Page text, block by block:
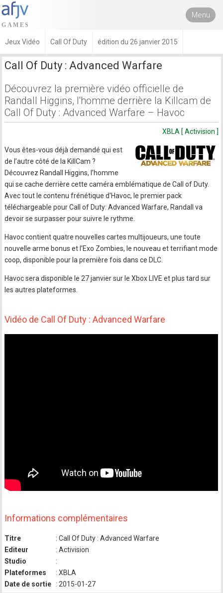
Menu
Jeux Vidéo Call Of Duty édition du 26 janvier 2015
Call Of Duty : Advanced Warfare
Découvrez la première vidéo officielle de
Randall Higgins, l'homme derrière la Killcam de
Call Of Duty : Advanced Warfare – Havoc
XBLA [ Activision ]
Vous êtes-vous déjà demandé qui est
de l’autre côté de la KillCam ?
Découvrez Randall Higgins, l’homme
qui se cache derrière cette caméra emblématique de Call of Duty.
Avec tout le contenu frénétique d'Havoc, le premier pack
téléchargeable pour Call of Duty: Advanced Warfare, Randall va
devoir se surpasser pour suivre le rythme.
Havoc contient quatre nouvelles cartes multijoueurs, une toute
nouvelle arme bonus et l’Exo Zombies, le nouveau et terrifiant mode
coop, disponible pour la première fois dans ce DLC.
Havoc sera disponible le 27 janvier sur le Xbox LIVE et plus tard sur
les autres plateformes.
Vidéo de Call Of Duty : Advanced Warfare
Informations complémentaires
Titre
: Call Of Duty : Advanced Warfare
Editeur
: Activision
Studio
:
Plateformes
: XBLA
Date de sortie
: 2015-01-27